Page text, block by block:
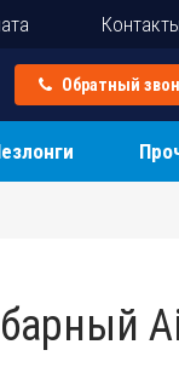
Контакты
Обратный